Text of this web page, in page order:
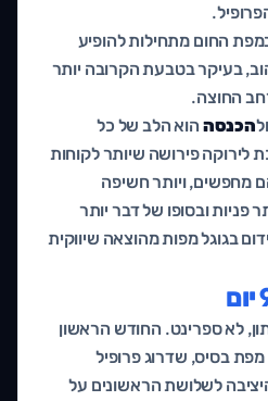
החום מתחילות להופיע
בעיקר בטבעת הקרובה יותר
החוצה.
הכנסה הוא הלב של כל
לירוקה פירושה שיותר לקוחות
מחפשים, ויותר חשיפה
פניות ובסופו של דבר יותר
בגוגל מפות מהוצאה שיווקית
לא ספרינט. החודש הראשון
בסיס, שדרוג פרופיל
לשלושת הראשונים על